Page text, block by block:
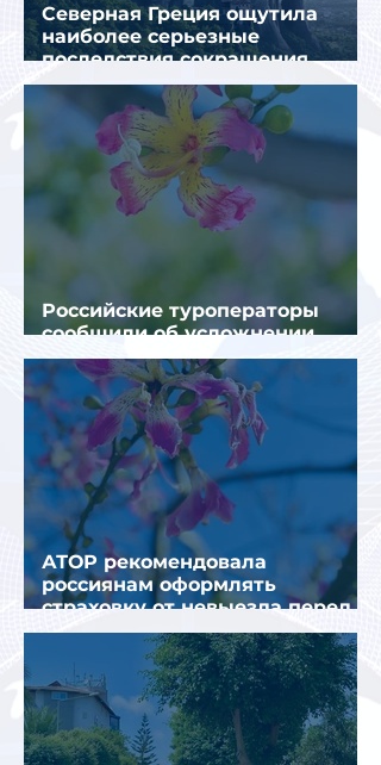
Северная Греция ощутила
наиболее серьезные
последствия сокращения
турпотока из России
Российские туроператоры
сообщили об усложнении
получения виз в Грецию
АТОР рекомендовала
россиянам оформлять
страховку от невыезда перед
поездкой в Грецию